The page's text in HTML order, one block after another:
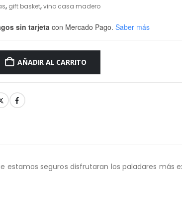
, gift basket,vino casa madero
sin tarjeta con Mercado Pago. Saber más
AÑADIR AL CARRITO
seguros disfrutaran los paladares más